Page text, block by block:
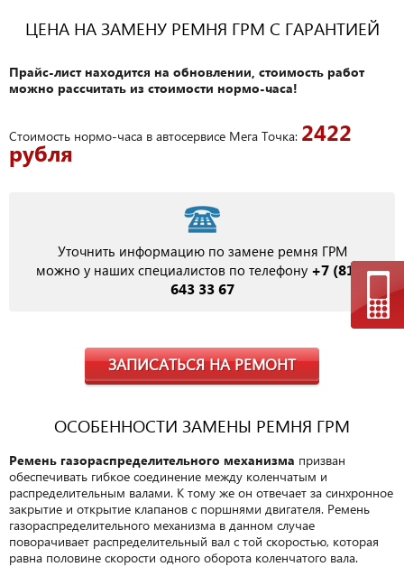
ЦЕНА НА ЗАМЕНУ РЕМНЯ ГРМ С ГАРАНТИЕЙ
Прайс-лист находится на обновлении, стоимость работ
можно рассчитать из стоимости нормо-часа!
Стоимость нормо-часа в автосервисе Мега Точка: 2422
рубля
Уточнить информацию по замене ремня ГРМ
можно у наших специалистов по телефону +7 (812)
643 33 67
ЗАПИСАТЬСЯ НА РЕМОНТ
ОСОБЕННОСТИ ЗАМЕНЫ РЕМНЯ ГРМ
Ремень газораспределительного механизма призван
обеспечивать гибкое соединение между коленчатым и
распределительным валами. К тому же он отвечает за синхронное
закрытие и открытие клапанов с поршнями двигателя. Ремень
газораспределительного механизма в данном случае
поворачивает распределительный вал с той скоростью, которая
равна половине скорости одного оборота коленчатого вала.